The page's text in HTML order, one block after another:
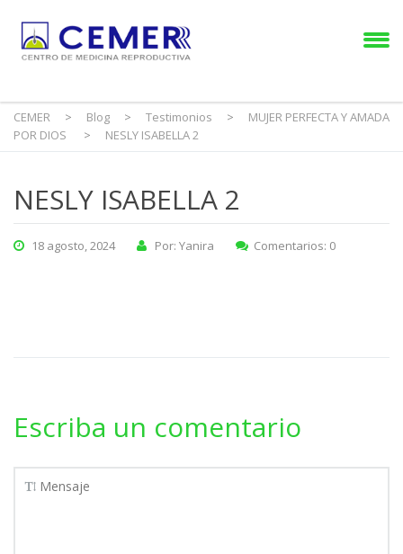
CEMER > Blog > Testimonios >
MUJER PERFECTA Y AMADA
POR DIOS
> NESLY ISABELLA 2
NESLY ISABELLA 2
18 agosto, 2024 Por: Yanira Comentarios: 0
Escriba un comentario